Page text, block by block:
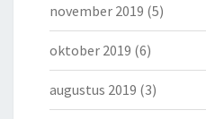
november 2019 (5)
oktober 2019 (6)
augustus 2019 (3)